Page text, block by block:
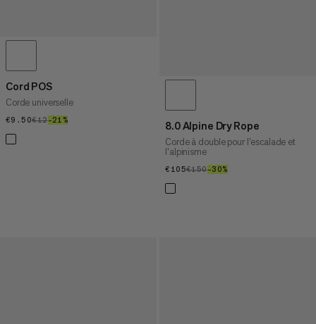
Cord POS
Corde universelle
€9.50€9.50
€12€12
–21% 8.0 Alpine Dry Rope
Corde à double pour l’escalade et
l’alpinisme
€105€105
€150€150
–30%